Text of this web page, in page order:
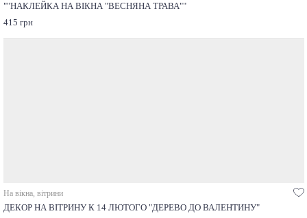
""НАКЛЕЙКА НА ВІКНА "ВЕСНЯНА ТРАВА""
415 грн
На вікна, вітрини
ДЕКОР НА ВІТРИНУ К 14 ЛЮТОГО "ДЕРЕВО ДО ВАЛЕНТИНУ"